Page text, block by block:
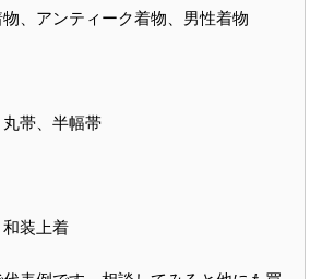
、アンティーク着物、男性着物
帯、半幅帯
装上着